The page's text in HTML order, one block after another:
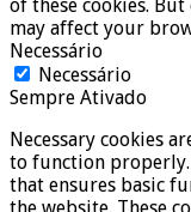
of these cookies.
may affect your
Necessário
Necessário
Sempre Ativado
Necessary cookies
to function properly.
that ensures basic